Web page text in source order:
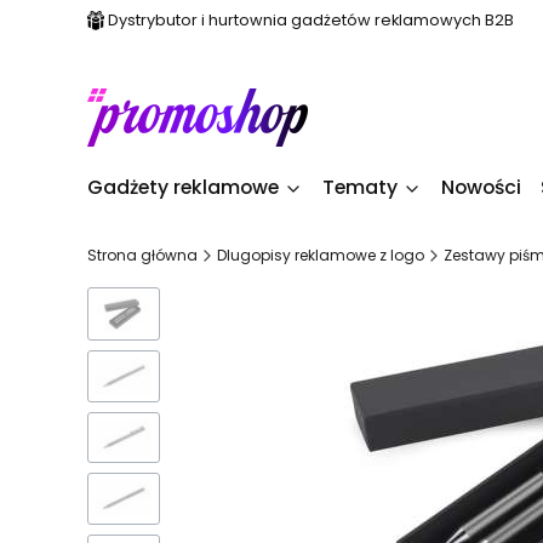
Dystrybutor i hurtownia gadżetów reklamowych B2B
Gadżety reklamowe Tematy Nowości
Strona główna Dlugopisy reklamowe z logo Zestawy